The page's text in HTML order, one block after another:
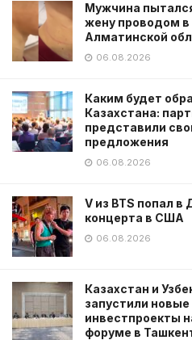
Мужчина
жену проводом в
Алматинской
06.08.2026
Каким будет
Казахстана:
представили
предложения
06.08.2026
V из BTS попал в
концерта в США
06.08.2026
Казахстан и
запустили новые
инвестпроекты
форуме в